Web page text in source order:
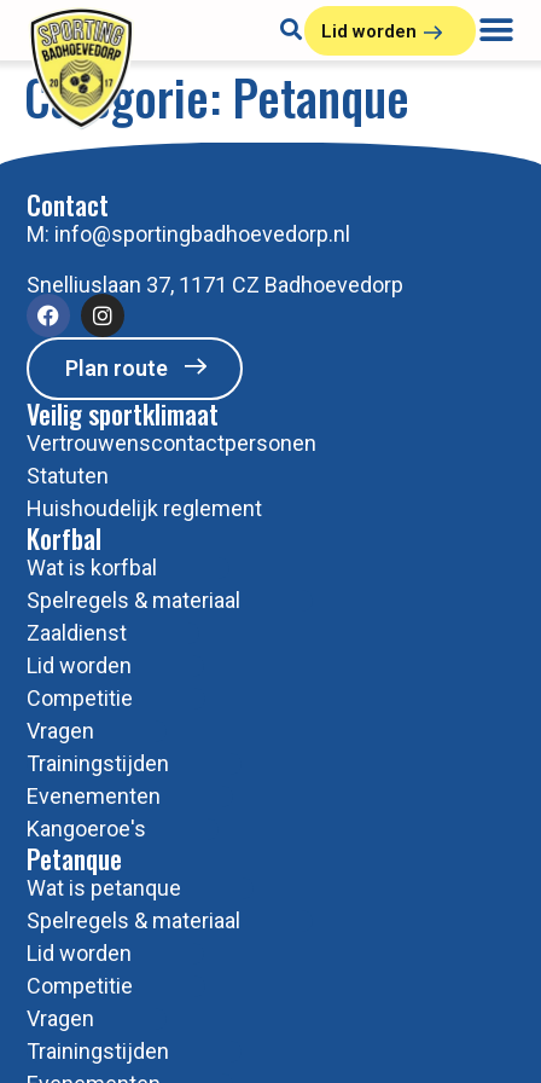
Lid worden
Categorie: Petanque
Contact
M: info@sportingbadhoevedorp.nl
Snelliuslaan 37, 1171 CZ Badhoevedorp
Plan route
Korfbal
Wat is korfbal
Spelregels & materiaal
Zaaldienst
Lid worden
Competitie
Vragen
Trainingstijden
Evenementen
Kangoeroe's
Petanque
Wat is petanque
Spelregels & materiaal
Lid worden
Competitie
Vragen
Trainingstijden
Veilig sportklimaat
Vertrouwenscontactpersonen
Statuten
Huishoudelijk reglement